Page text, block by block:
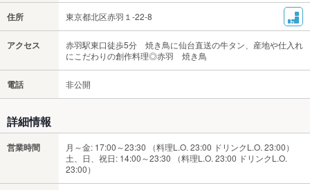
住所 東京都北区赤羽１-22-8
アクセス
赤羽駅東口徒歩5分 焼き鳥に仙台直送の牛タン、産地や仕入れ
にこだわりの創作料理◎赤羽 焼き鳥
電話 非公開
詳細情報
営業時間
月～金: 17:00～23:30 （料理L.O. 23:00 ドリンクL.O. 23:00）
土、日、祝日: 14:00～23:30 （料理L.O. 23:00 ドリンクL.O.
23:00）